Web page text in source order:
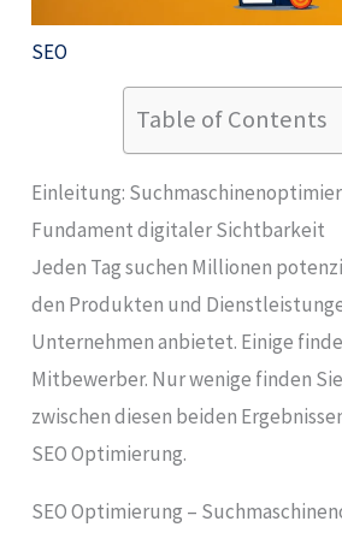
SEO
Table of Contents
Einleitung:
Fundament digitaler Sichtbarkeit
Jeden Tag suchen Millionen
den Produkten und
Unternehmen anbietet. Einige
Mitbewerber. Nur wenige finden
zwischen diesen beiden
SEO Optimierung.
SEO Optimierung –